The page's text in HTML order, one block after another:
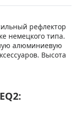
рефлектор
немецкого типа.
алюминиевую
Высота